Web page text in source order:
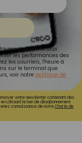
analyse le taux
les performances des
les courriels, l'heure à
sur le terminal que
voir notre politique de
votre newsletter contenant des
utilisant le lien de désabonnement
connaissance de notreCharte de